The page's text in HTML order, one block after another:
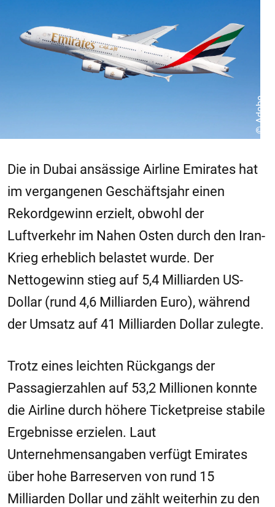
© Adobe
Die in Dubai ansässige Airline Emirates hat
im vergangenen Geschäftsjahr einen
Rekordgewinn erzielt, obwohl der
Luftverkehr im Nahen Osten durch den Iran-
Krieg erheblich belastet wurde. Der
Nettogewinn stieg auf 5,4 Milliarden US-
Dollar (rund 4,6 Milliarden Euro), während
der Umsatz auf 41 Milliarden Dollar zulegte.
Trotz eines leichten Rückgangs der
Passagierzahlen auf 53,2 Millionen konnte
die Airline durch höhere Ticketpreise stabile
Ergebnisse erzielen. Laut
Unternehmensangaben verfügt Emirates
über hohe Barreserven von rund 15
Milliarden Dollar und zählt weiterhin zu den